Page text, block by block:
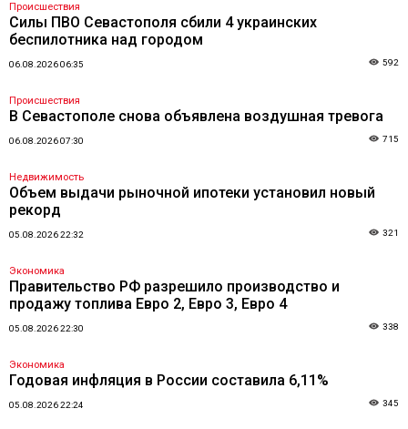
Происшествия
Силы ПВО Севастополя сбили 4 украинских
беспилотника над городом
06.08.2026 06:35 592
Происшествия
В Севастополе снова объявлена воздушная тревога
06.08.2026 07:30 715
Недвижимость
Объем выдачи рыночной ипотеки установил новый
рекорд
05.08.2026 22:32 321
Экономика
Правительство РФ разрешило производство и
продажу топлива Евро 2, Евро 3, Евро 4
05.08.2026 22:30 338
Экономика
Годовая инфляция в России составила 6,11%
05.08.2026 22:24 345